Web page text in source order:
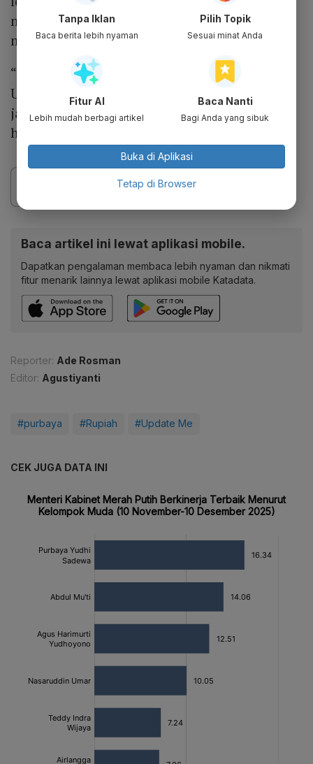
memastikan anggaran untuk subsidi energi
masih aman.
“Waktu kami hitung kemarin, harga minyak
US$120 per barel, ya rupiah dekat-dekat situ
jadi enggak ada masalah. Saya enggak harus
hitung ulang,” kata Purbaya.
Baca artikel ini lewat aplikasi mobile.
Dapatkan pengalaman membaca lebih nyaman dan nikmati
fitur menarik lainnya lewat aplikasi mobile Katadata.
Reporter: Ade Rosman
Editor: Agustiyanti
#purbaya #Rupiah #Update Me
CEK JUGA DATA INI
Tanpa Iklan
Baca berita lebih nyaman
Pilih Topik
Sesuai minat Anda
Fitur AI
Lebih mudah berbagi artikel
Baca Nanti
Bagi Anda yang sibuk
Buka di Aplikasi
Tetap di Browser